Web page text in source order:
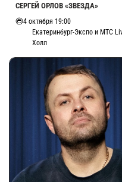
СЕРГЕЙ ОРЛОВ «ЗВЕЗДА»
4 октября 19:00
Екатеринбург-Экспо и МТС
Холл